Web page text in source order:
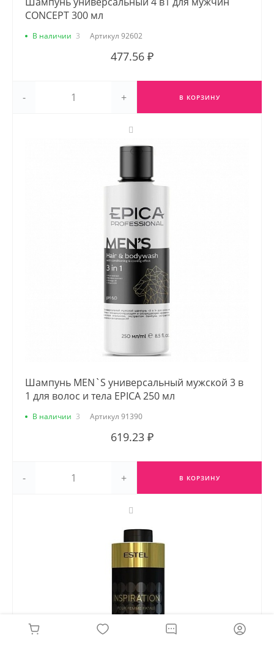
CONCEPT 300 мл
В наличии 3 Артикул 92602
477.56 ₽
- + В КОРЗИНУ
Шампунь MEN`S универсальный мужской 3 в
1 для волос и тела EPICA 250 мл
В наличии 3 Артикул 91390
619.23 ₽
- + В КОРЗИНУ